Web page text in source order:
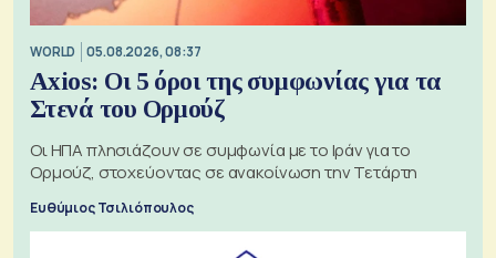
WORLD 05.08.2026, 08:37
Axios: Οι 5 όροι της συμφωνίας για τα
Στενά του Ορμούζ
Οι ΗΠΑ πλησιάζουν σε συμφωνία με το Ιράν για το
Ορμούζ, στοχεύοντας σε ανακοίνωση την Τετάρτη
Ευθύμιος Τσιλιόπουλος